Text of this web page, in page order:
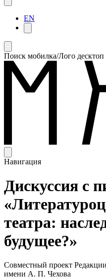
EN
Поиск мобилка/Лого десктоп
Навигация
Дискуссия с
театра:
будущее?»
Совместный проект
имени А. П. Чехова